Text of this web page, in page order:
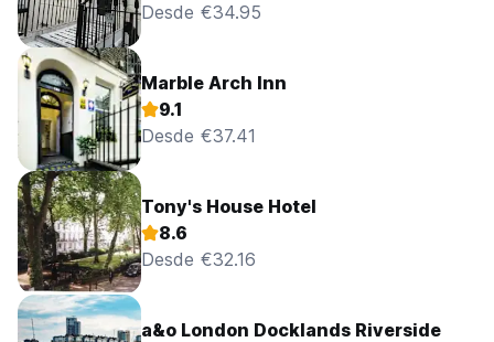
Desde €34.95
Marble Arch Inn
9.1
Desde €37.41
Tony's House Hotel
8.6
Desde €32.16
a&o London Docklands Riverside